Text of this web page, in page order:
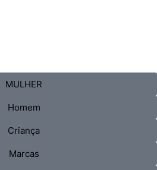
MULHER
Homem
Criança
Marcas